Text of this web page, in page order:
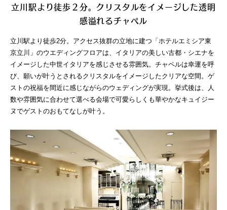
立川駅より徒歩２分。クリスタルをイメージした透明
感溢れるチャペル
立川駅より徒歩2分。アクセス抜群の立地に建つ「ホテルエミシア東
京立川」のウエディングフロアは、イタリアの美しい古都・シエナを
イメージした中世イタリアを感じさせる雰囲気。チャペルは幸運を呼
び、願いが叶うとされるクリスタルをイメージしたクリアな空間。ゲ
ストの祝福を間近に感じながらのウェディングが実現。挙式後は、人
数や雰囲気に合わせて選べる会場で可愛らしくも華やかなキュイジー
ヌでゲストのおもてなしが叶う。